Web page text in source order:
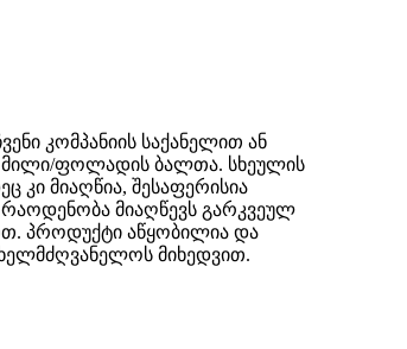
კომპანიის საქანელით ან
მილი/ფოლადის ბალთა. სხეულის
კი მიაღწია, შესაფერისია
რაოდენობა მიაღწევს გარკვეულ
პროდუქტი აწყობილია და
მიხედვით.